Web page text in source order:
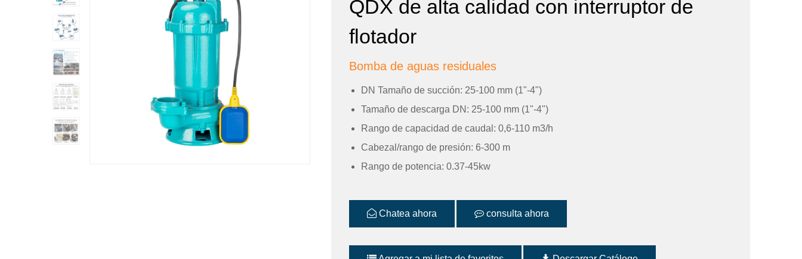
QDX de alta calidad con interruptor de
flotador
Bomba de aguas residuales
DN Tamaño de succión: 25-100 mm (1"-4")
Tamaño de descarga DN: 25-100 mm (1"-4")
Rango de capacidad de caudal: 0,6-110 m3/h
Cabezal/rango de presión: 6-300 m
Rango de potencia: 0.37-45kw
Chatea ahora consulta ahora